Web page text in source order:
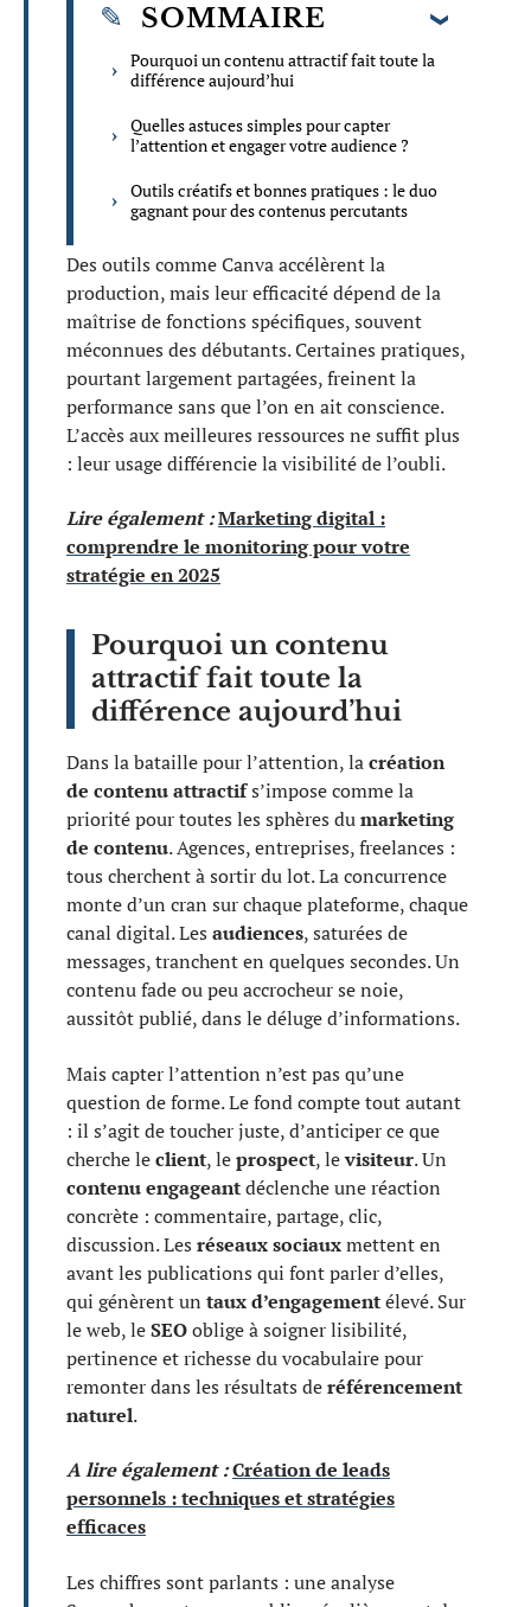
SOMMAIRE
Pourquoi un contenu attractif fait toute la
différence aujourd’hui
Quelles astuces simples pour capter
l’attention et engager votre audience ?
Outils créatifs et bonnes pratiques : le duo
gagnant pour des contenus percutants
Des outils comme Canva accélèrent la
production, mais leur efficacité dépend de la
maîtrise de fonctions spécifiques, souvent
méconnues des débutants. Certaines pratiques,
pourtant largement partagées, freinent la
performance sans que l’on en ait conscience.
L’accès aux meilleures ressources ne suffit plus
: leur usage différencie la visibilité de l’oubli.
Lire également :Marketing digital :
comprendre le monitoring pour votre
stratégie en 2025
Pourquoi un contenu
attractif fait toute la
différence aujourd’hui
Dans la bataille pour l’attention, lacréation
de contenu attractifs’impose comme la
priorité pour toutes les sphères dumarketing
de contenu. Agences, entreprises, freelances :
tous cherchent à sortir du lot. La concurrence
monte d’un cran sur chaque plateforme, chaque
canal digital. Les audiences, saturées de
messages, tranchent en quelques secondes. Un
contenu fade ou peu accrocheur se noie,
aussitôt publié, dans le déluge d’informations.
Mais capter l’attention n’est pas qu’une
question de forme. Le fond compte tout autant
: il s’agit de toucher juste, d’anticiper ce que
cherche leclient, leprospect, levisiteur. Un
contenu engageantdéclenche une réaction
concrète : commentaire, partage, clic,
discussion. Les réseaux sociauxmettent en
avant les publications qui font parler d’elles,
qui génèrent un taux d’engagementélevé. Sur
le web, leSEOoblige à soigner lisibilité,
pertinence et richesse du vocabulaire pour
remonter dans les résultats deréférencement
naturel.
A lire également :Création de leads
personnels : techniques et stratégies
efficaces
Les chiffres sont parlants : une analyse